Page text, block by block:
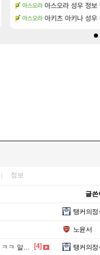
와우 결국 돌고 돌아 와우
SOL 영웅무기도안 제작 질
아스오라 아스오라 성우 정보
아스오라 아키츠 아키나 성
정보
글쓴
탱커의정
노윤서
어 ㅋㅋ [4] 탱커의정